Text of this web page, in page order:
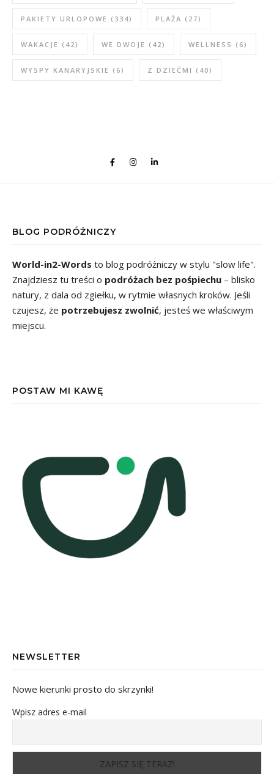
PAKIETY URLOPOWE (334) PLAŻA (27)
WAKACJE (42) WE DWOJE (42) WELLNESS (6)
WYSPY KANARYJSKIE (6) Z DZIEĆMI (40)
BLOG PODRÓŻNICZY
World-in2-Words to blog podróżniczy w stylu "slow life".
Znajdziesz tu treści o podróżach bez pośpiechu – blisko
natury, z dala od zgiełku, w rytmie własnych kroków. Jeśli
czujesz, że potrzebujesz zwolnić, jesteś we właściwym
miejscu.
POSTAW MI KAWĘ
NEWSLETTER
Nowe kierunki prosto do skrzynki!
Wpisz adres e-mail